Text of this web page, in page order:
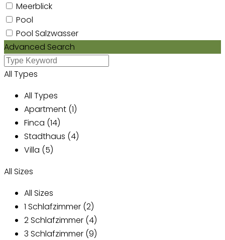
Meerblick
Pool
Pool Salzwasser
Advanced Search
All Types
All Types
Apartment (1)
Finca (14)
Stadthaus (4)
Villa (5)
All Sizes
All Sizes
1 Schlafzimmer (2)
2 Schlafzimmer (4)
3 Schlafzimmer (9)